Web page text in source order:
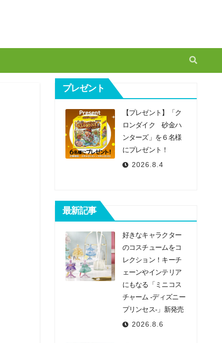
プレゼント
【プレゼント】「ク
ロンダイク 砂金ハ
ンターズ」を６名様
にプレゼント！
2026.8.4
最新記事
好きなキャラクター
のコスチュームをコ
レクション！キーチ
ェーンやインテリア
にもなる「ミニコス
チャーム -ディズニー
プリンセス-」新発売
2026.8.6